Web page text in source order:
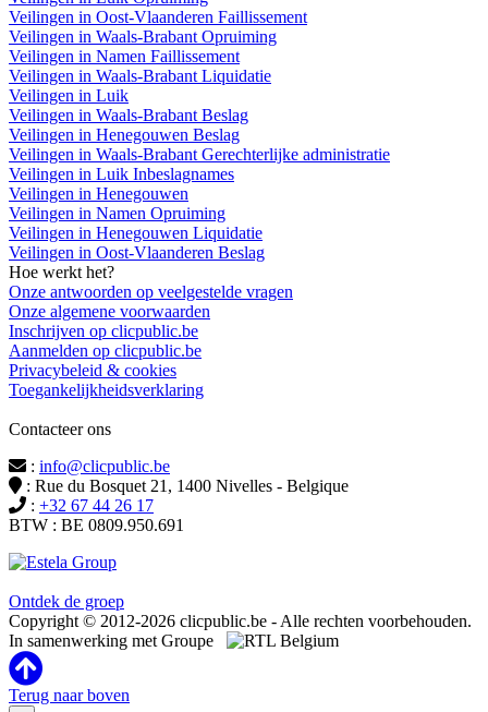
Veilingen in Oost-Vlaanderen Faillissement
Veilingen in Waals-Brabant Opruiming
Veilingen in Namen Faillissement
Veilingen in Waals-Brabant Liquidatie
Veilingen in Luik
Veilingen in Waals-Brabant Beslag
Veilingen in Henegouwen Beslag
Veilingen in Waals-Brabant Gerechterlijke administratie
Veilingen in Luik Inbeslagnames
Veilingen in Henegouwen
Veilingen in Namen Opruiming
Veilingen in Henegouwen Liquidatie
Veilingen in Oost-Vlaanderen Beslag
Hoe werkt het?
Onze antwoorden op veelgestelde vragen
Onze algemene voorwaarden
Inschrijven op clicpublic.be
Aanmelden op clicpublic.be
Privacybeleid & cookies
Toegankelijkheidsverklaring
Contacteer ons
: info@clicpublic.be
: Rue du Bosquet 21, 1400 Nivelles - Belgique
: +32 67 44 26 17
BTW : BE 0809.950.691
Ontdek de groep
Copyright © 2012-2026 clicpublic.be - Alle rechten voorbehouden.
In samenwerking met Groupe
Terug naar boven